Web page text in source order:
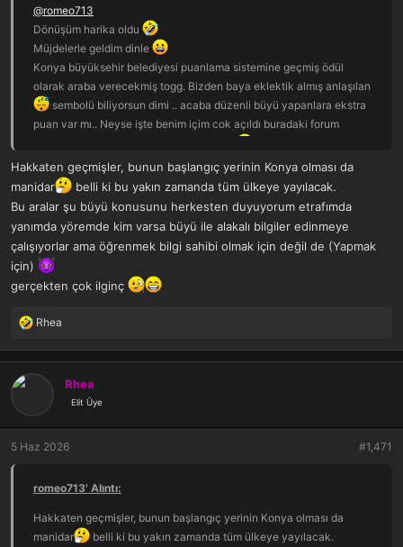
@romeo713
Dönüşüm harika oldu
Müjdelerle geldim dinle
Konya büyüksehir belediyesi puanlama sistemine geçmiş ödül
olarak araba verecekmiş togg. Bizden baya eklektik almış anlaşılan
sembolü biliyorsun dimi .. acaba düzenli büyü yapanlara ekstra
puan var mı.. Neyse işte benim içim cok açıldı buradaki forum
Hakkaten geçmişler, bunun başlangıç yerinin Konya olması da
manidar
belli ki bu yakın zamanda tüm ülkeye yayılacak.
Bu aralar şu büyü konusunu herkesten duyuyorum etrafımda
yanımda yöremde kim varsa büyü ile alakalı bilgiler edinmeye
çalışıyorlar ama öğrenmek bilgi sahibi olmak için değil de (Yapmak
için)
gerçekten çok ilginç
T
p
k
l
e
r
Rhea
Rhea
Elit Üye
5 Haz 2026 #1,471
romeo713' Alıntı:
Hakkaten geçmişler, bunun başlangıç yerinin Konya olması da
manidar
belli ki bu yakın zamanda tüm ülkeye yayılacak.